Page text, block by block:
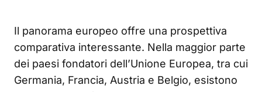
Il panorama europeo offre una prospettiva
comparativa interessante. Nella maggior parte
dei paesi fondatori dell’Unione Europea, tra cui
Germania, Francia, Austria e Belgio, esistono